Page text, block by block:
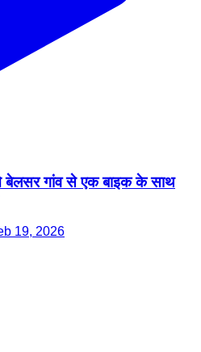
गांव से एक बाइक के साथ
19, 2026